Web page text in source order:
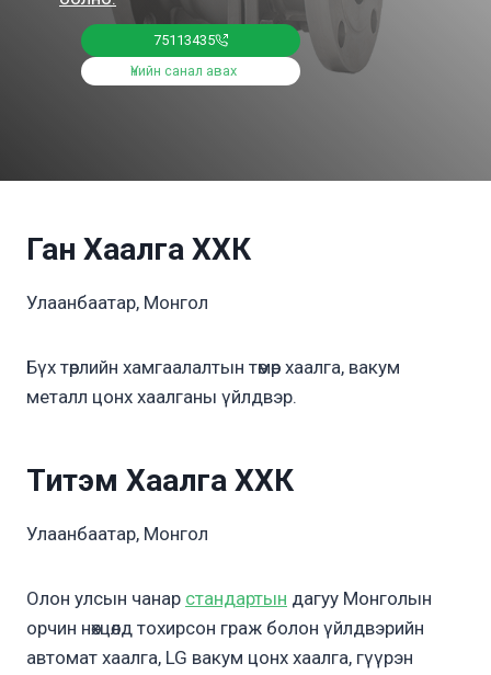
75113435
Үнийн санал авах
Ган Хаалга ХХК
Улаанбаатар, Монгол
Бүх төрлийн хамгаалалтын төмөр хаалга, вакум
металл цонх хаалганы үйлдвэр.
Титэм Хаалга ХХК
Улаанбаатар, Монгол
Олон улсын чанар стандартын дагуу Монголын
орчин нөхцөлд тохирсон граж болон үйлдвэрийн
автомат хаалга, LG вакум цонх хаалга, гүүрэн